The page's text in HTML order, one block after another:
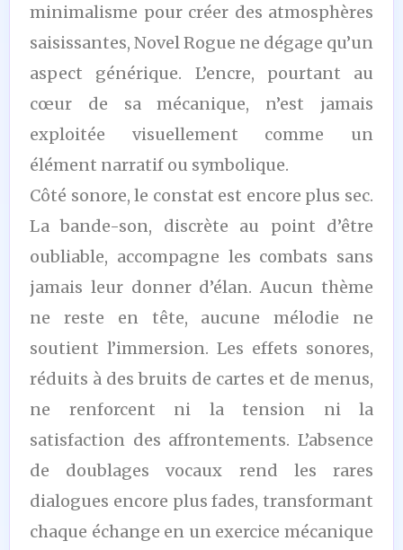
minimalisme pour créer des atmosphères
saisissantes, Novel Rogue ne dégage qu’un
aspect générique. L’encre, pourtant au
cœur de sa mécanique, n’est jamais
exploitée visuellement comme un
élément narratif ou symbolique.
Côté sonore, le constat est encore plus sec.
La bande-son, discrète au point d’être
oubliable, accompagne les combats sans
jamais leur donner d’élan. Aucun thème
ne reste en tête, aucune mélodie ne
soutient l’immersion. Les effets sonores,
réduits à des bruits de cartes et de menus,
ne renforcent ni la tension ni la
satisfaction des affrontements. L’absence
de doublages vocaux rend les rares
dialogues encore plus fades, transformant
chaque échange en un exercice mécanique